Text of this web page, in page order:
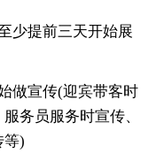
少提前三天开始展
做宣传(迎宾带客时
务员服务时宣传、
等)